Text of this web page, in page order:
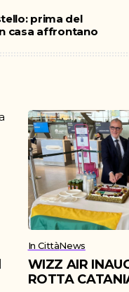
prima del
casa affrontano
In CittàNews
WIZZ AIR
ROTTA